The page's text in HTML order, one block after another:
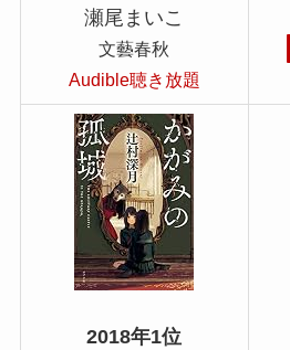
瀬尾まいこ
文藝春秋
Audible聴き放題
2018年1位